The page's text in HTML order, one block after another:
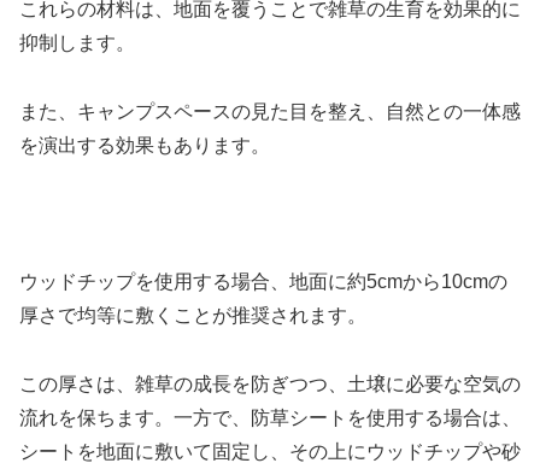
これらの材料は、地面を覆うことで雑草の生育を効果的に
抑制します。
また、キャンプスペースの見た目を整え、自然との一体感
を演出する効果もあります。
ウッドチップを使用する場合、地面に約5cmから10cmの
厚さで均等に敷くことが推奨されます。
この厚さは、雑草の成長を防ぎつつ、土壌に必要な空気の
流れを保ちます。一方で、防草シートを使用する場合は、
シートを地面に敷いて固定し、その上にウッドチップや砂